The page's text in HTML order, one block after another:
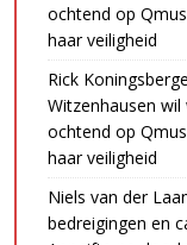
ochtend op
haar veiligheid
Rick
Witzenhausen
ochtend op
haar veiligheid
Niels van der
bedreigingen en